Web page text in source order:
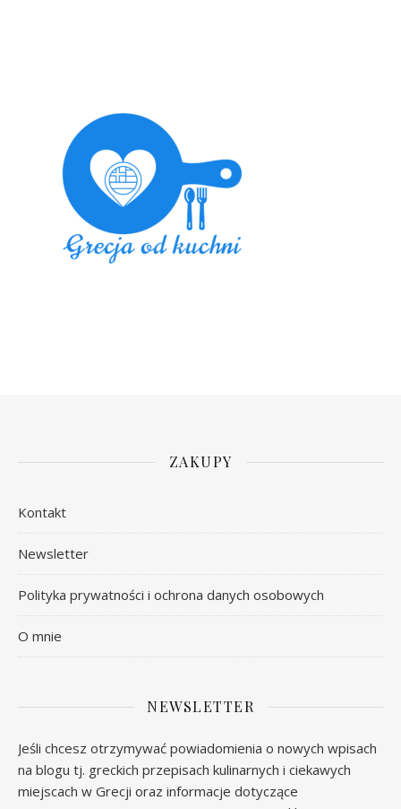
ZAKUPY
Kontakt
Newsletter
Polityka prywatności i ochrona danych osobowych
O mnie
NEWSLETTER
Jeśli chcesz otrzymywać powiadomienia o nowych wpisach
na blogu tj. greckich przepisach kulinarnych i ciekawych
miejscach w Grecji oraz informacje dotyczące